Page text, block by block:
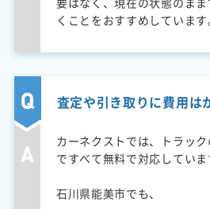
くことをおすすめしています
査定や引き取りに費用は
カーネクストでは、トラッ
ですべて無料で対応していま
石川県能美市でも、